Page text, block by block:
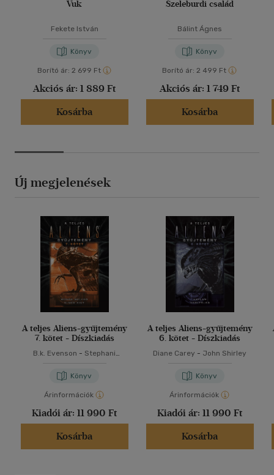
Vuk
Fekete István
Könyv
Borító ár: 2 699 Ft
Akciós ár: 1 889 Ft
Kosárba
Szeleburdi család
Bálint Ágnes
Könyv
Borító ár: 2 499 Ft
Akciós ár: 1 749 Ft
Kosárba
Új megjelenések
A teljes Aliens-gyűjtemény
7. kötet - Díszkiadás
B.k. Evenson - Stephani
Könyv
Árinformációk
Kiadói ár: 11 990 Ft
Kosárba
A teljes Aliens-gyűjtemény
6. kötet - Díszkiadás
Diane Carey - John Shirley
Könyv
Árinformációk
Kiadói ár: 11 990 Ft
Kosárba